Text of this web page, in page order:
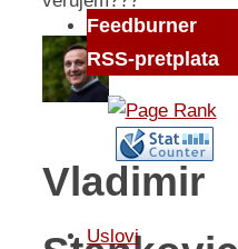
Vladimir
Feedburner
RSS-pretplata
Uslovi